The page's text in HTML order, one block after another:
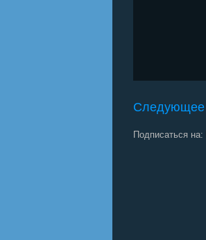
Следующее
Подписаться на: